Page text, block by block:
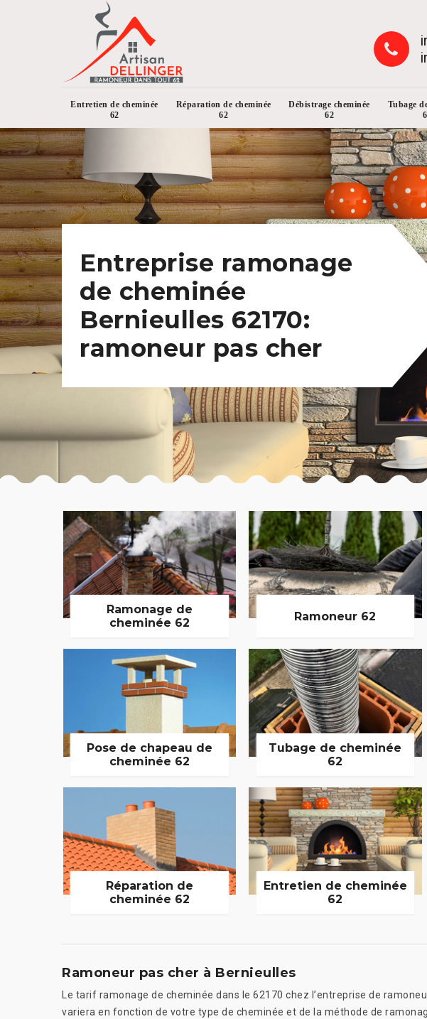
Entretien de cheminée
62
Réparation de cheminée
62
Débistrage cheminée
62
Tubage
Entreprise ramonage
de cheminée
Bernieulles 62170:
ramoneur pas cher
Ramonage de
cheminée 62
Ramoneur 62
Pose de chapeau de
cheminée 62
Tubage de cheminée
62
Réparation de
cheminée 62
Entretien de cheminée
62
Ramoneur pas cher à Bernieulles
Le tarif ramonage de cheminée dans le 62170 chez l’entreprise de
variera en fonction de votre type de cheminée et de la méthode de